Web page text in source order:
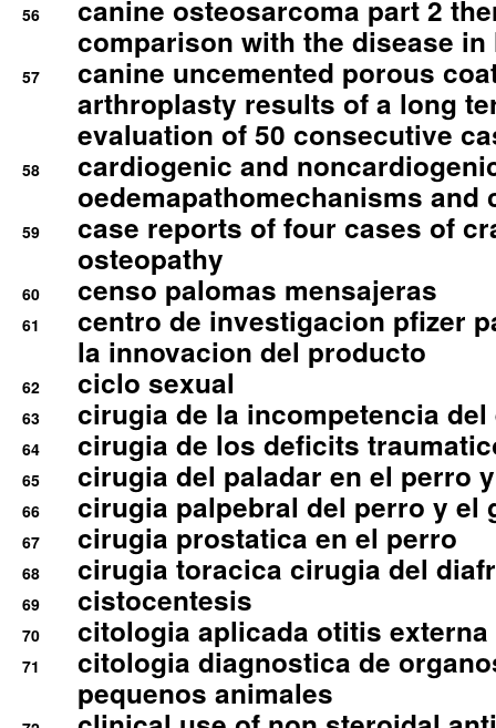
56
canine osteosarcoma part 2
comparison with the disease in
57
canine uncemented porous
arthroplasty results of a long
evaluation of 50 consecutive
58
cardiogenic and
oedemapathomechanisms and
59
case reports of four cases of
osteopathy
60 censo palomas mensajeras
61
centro de investigacion pfizer
la innovacion del producto
62 ciclo sexual
63 cirugia de la incompetencia
64 cirugia de los deficits
65 cirugia del paladar en el perro
66 cirugia palpebral del perro y el
67 cirugia prostatica en el perro
68 cirugia toracica cirugia del
69 cistocentesis
70 citologia aplicada otitis externa
71
citologia diagnostica de
pequenos animales